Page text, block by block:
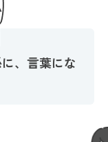
、言葉にな